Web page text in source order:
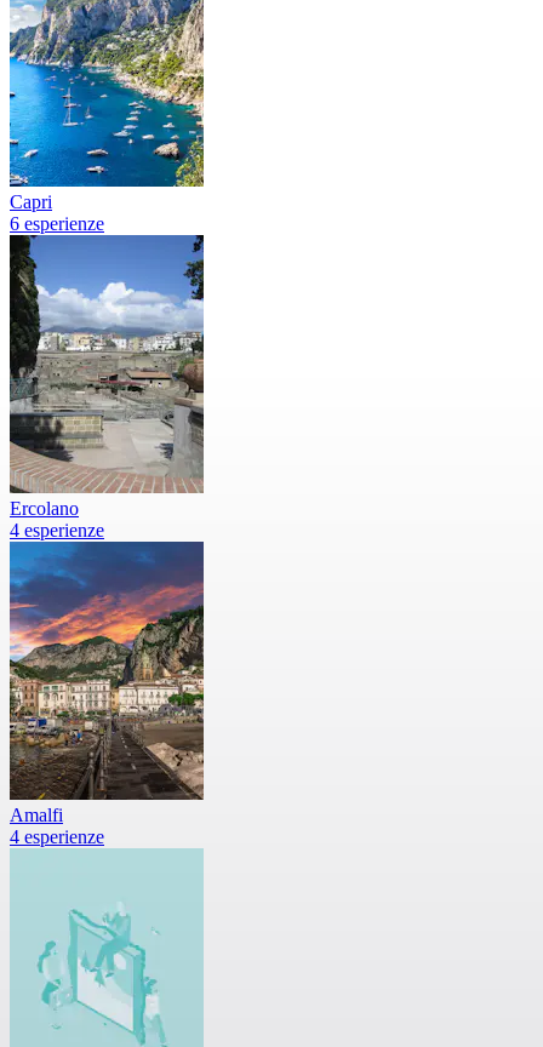
Capri
6 esperienze
Ercolano
4 esperienze
Amalfi
4 esperienze